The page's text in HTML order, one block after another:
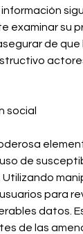
examinar su
de
social
de
para
datos.
de las